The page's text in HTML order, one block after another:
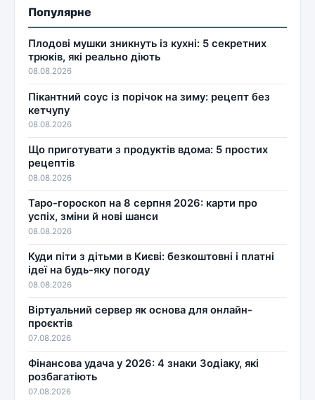
Популярне
Плодові мушки зникнуть із кухні: 5 секретних
трюків, які реально діють
08.08.2026
Пікантний соус із порічок на зиму: рецепт без
кетчупу
08.08.2026
Що приготувати з продуктів вдома: 5 простих
рецептів
08.08.2026
Таро-гороскоп на 8 серпня 2026: карти про
успіх, зміни й нові шанси
08.08.2026
Куди піти з дітьми в Києві: безкоштовні і платні
ідеї на будь-яку погоду
08.08.2026
Віртуальний сервер як основа для онлайн-
проєктів
07.08.2026
Фінансова удача у 2026: 4 знаки Зодіаку, які
розбагатіють
07.08.2026